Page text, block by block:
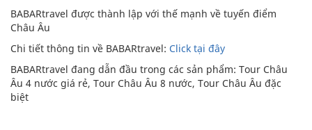
BABARtravel được thành lập với thế mạnh về tuyến điểm
Châu Âu
Chi tiết thông tin về BABARtravel: Click tại đây
BABARtravel đang dẫn đầu trong các sản phẩm: Tour Châu
Âu 4 nước giá rẻ, Tour Châu Âu 8 nước, Tour Châu Âu đặc
biệt